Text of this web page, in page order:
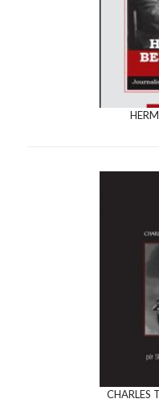
CHARLES